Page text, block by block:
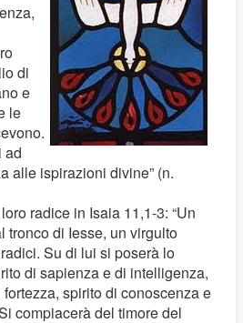
di
e
le
ad
alle ispirazioni divine” (n.
radice in Isaia 11,1-3: “Un
tronco di Iesse, un virgulto
Su di lui si poserà lo
di sapienza e di intelligenza,
spirito di conoscenza e
compiacerà del timore del